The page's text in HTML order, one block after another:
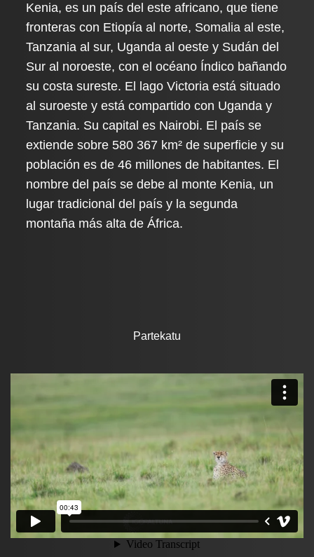
Kenia, es un país del este africano, que tiene
fronteras con Etiopía al norte, Somalia al este,
Tanzania al sur, Uganda al oeste y Sudán del
Sur al noroeste, con el océano Índico bañando
su costa sureste. El lago Victoria está situado
al suroeste y está compartido con Uganda y
Tanzania. Su capital es Nairobi. El país se
extiende sobre 580 367 km² de superficie y su
población es de 46 millones de habitantes. El
nombre del país se debe al monte Kenia, un
lugar tradicional del país y la segunda
montaña más alta de África.
Partekatu